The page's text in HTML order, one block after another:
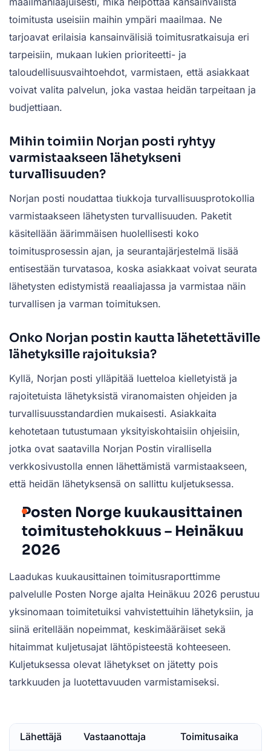
toimitusta useisiin maihin ympäri maailmaa. Ne
tarjoavat erilaisia kansainvälisiä toimitusratkaisuja eri
tarpeisiin, mukaan lukien prioriteetti- ja
taloudellisuusvaihtoehdot, varmistaen, että asiakkaat
voivat valita palvelun, joka vastaa heidän tarpeitaan ja
budjettiaan.
Mihin toimiin Norjan posti ryhtyy
varmistaakseen lähetykseni
turvallisuuden?
Norjan posti noudattaa tiukkoja turvallisuusprotokollia
varmistaakseen lähetysten turvallisuuden. Paketit
käsitellään äärimmäisen huolellisesti koko
toimitusprosessin ajan, ja seurantajärjestelmä lisää
entisestään turvatasoa, koska asiakkaat voivat seurata
lähetysten edistymistä reaaliajassa ja varmistaa näin
turvallisen ja varman toimituksen.
Onko Norjan postin kautta lähetettäville
lähetyksille rajoituksia?
Kyllä, Norjan posti ylläpitää luetteloa kielletyistä ja
rajoitetuista lähetyksistä viranomaisten ohjeiden ja
turvallisuusstandardien mukaisesti. Asiakkaita
kehotetaan tutustumaan yksityiskohtaisiin ohjeisiin,
jotka ovat saatavilla Norjan Postin virallisella
verkkosivustolla ennen lähettämistä varmistaakseen,
että heidän lähetyksensä on sallittu kuljetuksessa.
Posten Norge kuukausittainen
toimitustehokkuus – Heinäkuu
2026
Laadukas kuukausittainen toimitusraporttimme
palvelulle Posten Norge ajalta Heinäkuu 2026 perustuu
yksinomaan toimitetuiksi vahvistettuihin lähetyksiin, ja
siinä eritellään nopeimmat, keskimääräiset sekä
hitaimmat kuljetusajat lähtöpisteestä kohteeseen.
Kuljetuksessa olevat lähetykset on jätetty pois
tarkkuuden ja luotettavuuden varmistamiseksi.
Lähettäjä Vastaanottaja Toimitusaika